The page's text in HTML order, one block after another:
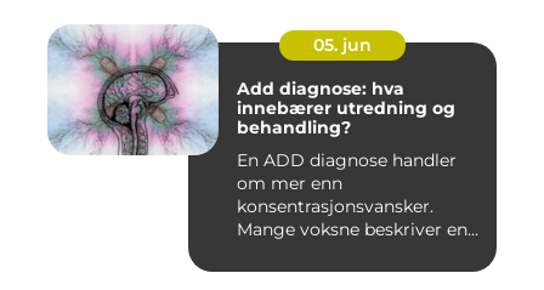
05. jun
Add diagnose: hva
innebærer utredning og
behandling?
En ADD diagnose handler
om mer enn
konsentrasjonsvansker.
Mange voksne beskriver en